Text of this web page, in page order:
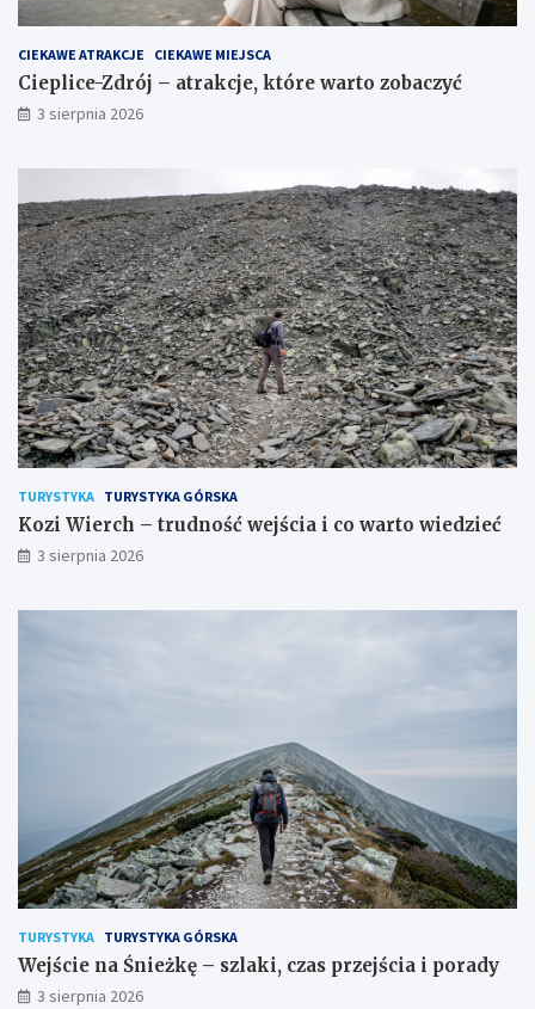
CIEKAWE ATRAKCJE CIEKAWE MIEJSCA
Cieplice-Zdrój – atrakcje, które warto zobaczyć
3 sierpnia 2026
TURYSTYKA TURYSTYKA GÓRSKA
Kozi Wierch – trudność wejścia i co warto wiedzieć
3 sierpnia 2026
TURYSTYKA TURYSTYKA GÓRSKA
Wejście na Śnieżkę – szlaki, czas przejścia i porady
3 sierpnia 2026